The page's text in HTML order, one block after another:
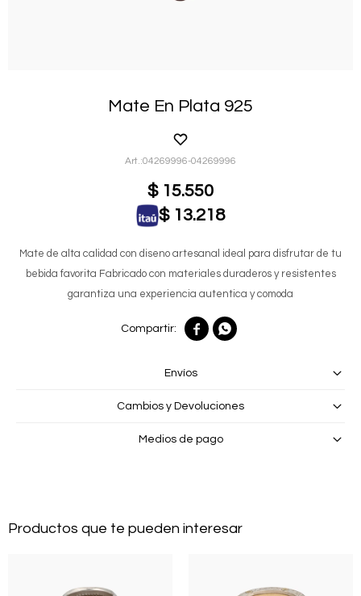
Mate En Plata 925
04269996-04269996
$ 15.550
$ 13.218
Mate de alta calidad con diseno artesanal ideal para disfrutar de tu
bebida favorita Fabricado con materiales duraderos y resistentes
garantiza una experiencia autentica y comoda
 
Envíos
Cambios y Devoluciones
Medios de pago
Productos que te pueden interesar